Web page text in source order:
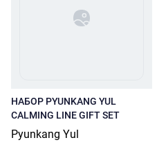
НАБОР PYUNKANG YUL
CALMING LINE GIFT SET
Pyunkang Yul